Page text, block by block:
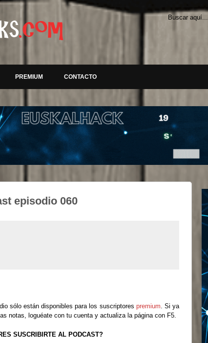
Buscar aquí...
PREMIUM CONTACTO
episodio 060
sólo están disponibles para los suscriptores premium. Si ya
notas, loguéate con tu cuenta y actualiza la página con F5.
SUSCRIBIRTE AL PODCAST?